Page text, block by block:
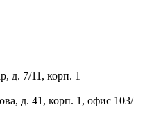
д. 7/11, корп. 1
д. 41, корп. 1, офис 103/